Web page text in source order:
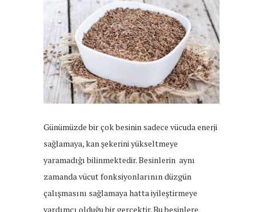
Günümüzde bir çok besinin sadece vücuda enerji
sağlamaya, kan şekerini yükseltmeye
yaramadığı bilinmektedir. Besinlerin aynı
zamanda vücut fonksiyonlarının düzgün
çalışmasını sağlamaya hatta iyileştirmeye
yardımcı olduğu bir gerçektir. Bu besinlere